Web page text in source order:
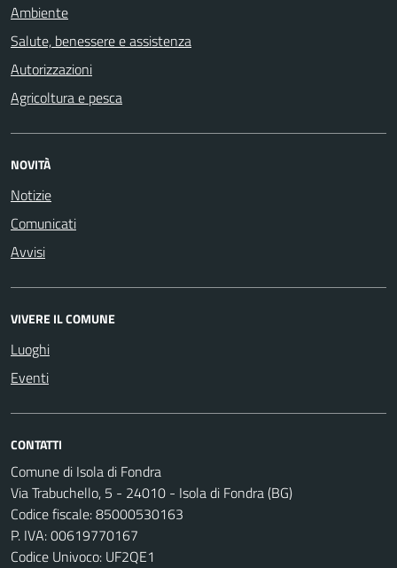
Ambiente
Salute, benessere e assistenza
Autorizzazioni
Agricoltura e pesca
NOVITÀ
Notizie
Comunicati
Avvisi
VIVERE IL COMUNE
Luoghi
Eventi
CONTATTI
Comune di Isola di Fondra
Via Trabuchello, 5 - 24010 - Isola di Fondra (BG)
Codice fiscale: 85000530163
P. IVA: 00619770167
Codice Univoco: UF2QE1